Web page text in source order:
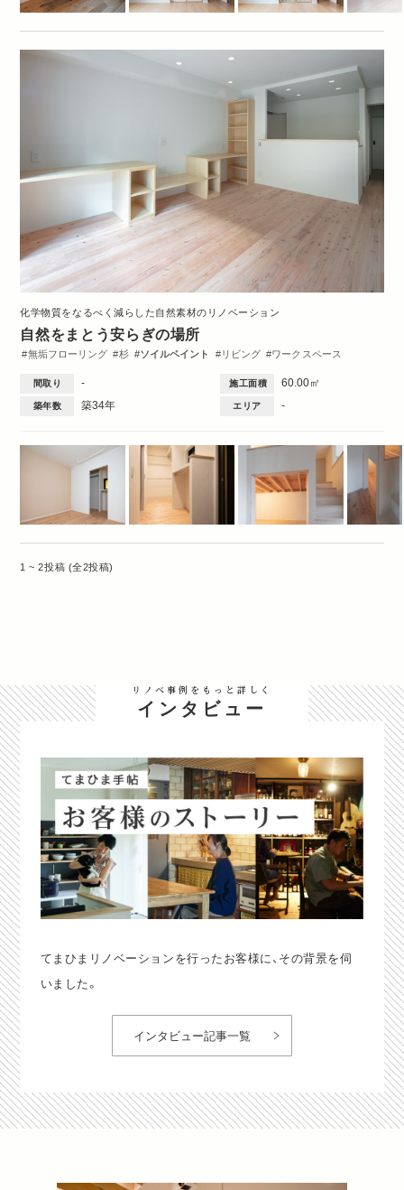
化学物質をなるべく減らした自然素材のリノベーション
自然をまとう安らぎの場所
無垢フローリング 杉 ソイルペイント リビング
ワークスペース
間取り - 施工面積 60.00㎡
築年数 築34年 エリア -
1 ~ 2投稿 (全2投稿)
リノベ事例をもっと詳しく
インタビュー
てまひまリノベーションを行ったお客様に、その背景を伺
いました。
インタビュー記事一覧